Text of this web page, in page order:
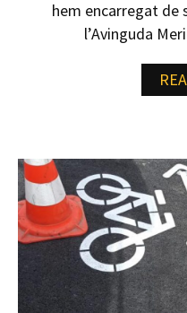
hem encarregat de
l’Avinguda